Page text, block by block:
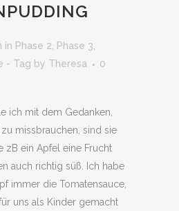
in Phase 2 Phase 3
- Tag by Theresa
0
ich mit dem Gedanken,
missbrauchen, sind sie
zB ein Apfel eine Frucht
auch richtig süß. Ich habe
immer die Tomatensauce,
uns als Kinder gemacht